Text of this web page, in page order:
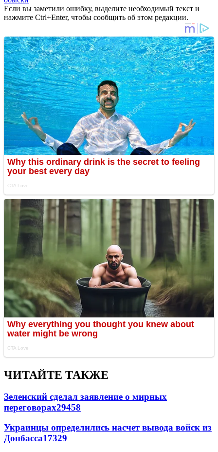
Если вы заметили ошибку, выделите необходимый текст и
нажмите Ctrl+Enter, чтобы сообщить об этом редакции.
ЧИТАЙТЕ ТАКЖЕ
Зеленский сделал заявление о мирных
переговорах29458
Украинцы определились насчет вывода войск из
Донбасса17329